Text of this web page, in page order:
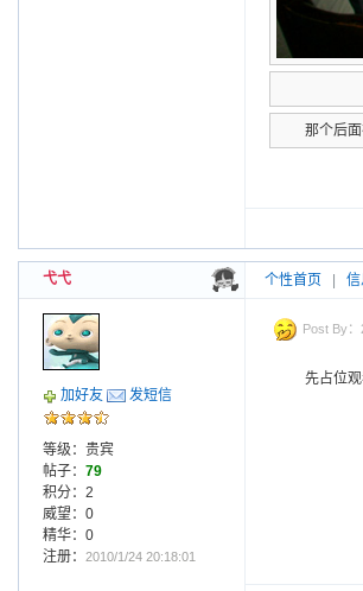
那个后
弋弋 个性首页
加好友 发短信
等级：贵宾
帖子： 79
积分：2
威望：0
精华：0
注册： 2010/1/24 20:18:01
Post By
先占位